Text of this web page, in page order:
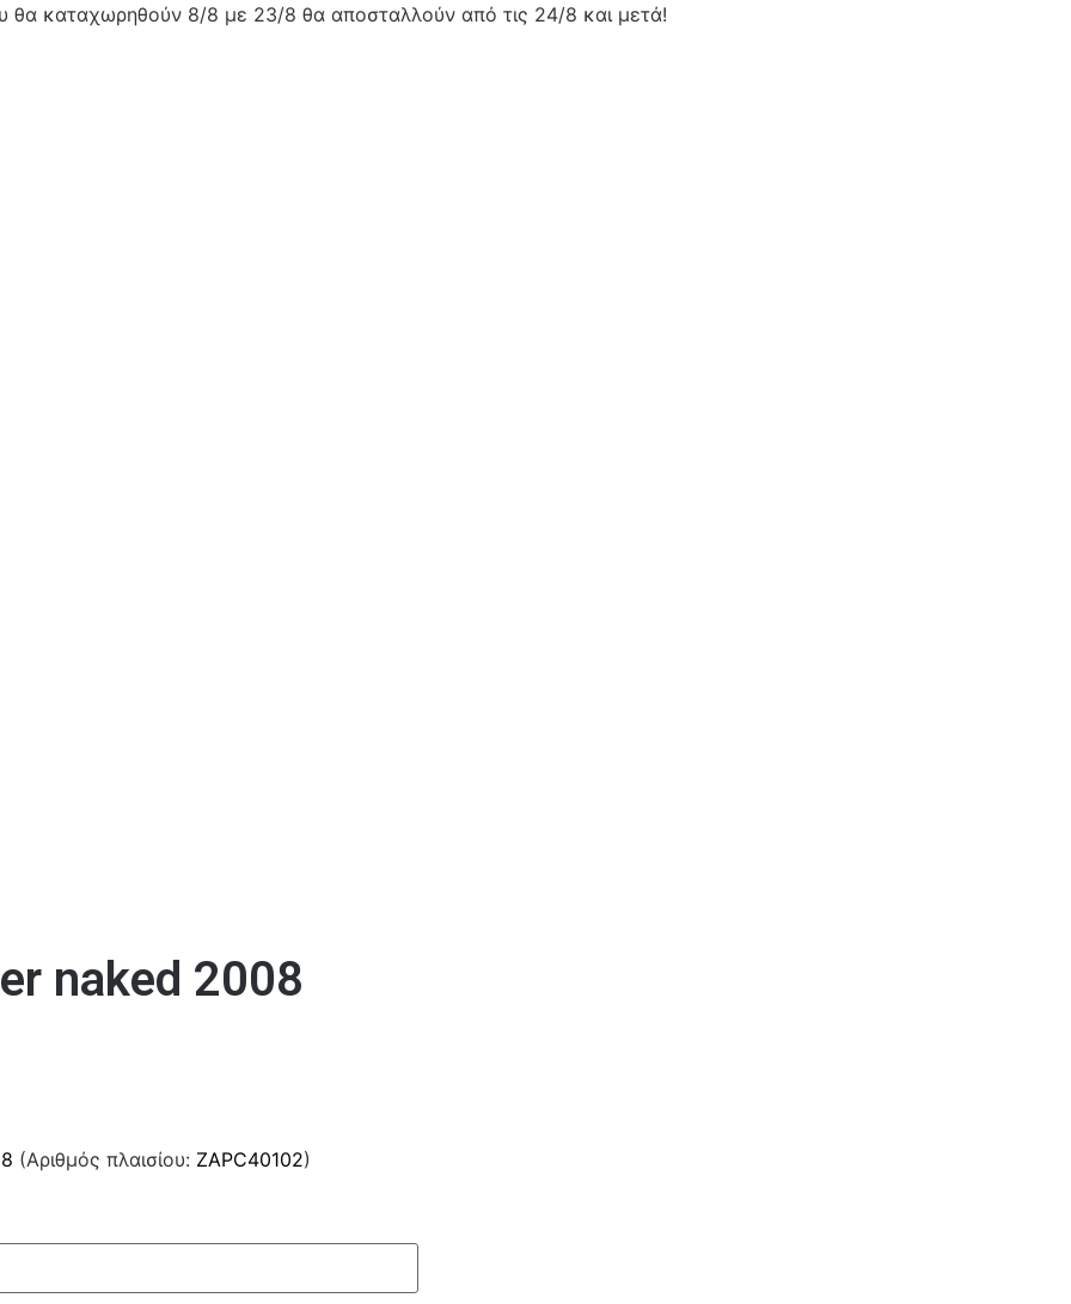
θα καταχωρηθούν 8/8 με 23/8 θα αποσταλλούν από τις 24/8 και μετά!
naked 2008
(Αριθμός πλαισίου: ZAPC40102)